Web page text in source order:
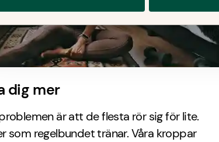
dig mer
är att de flesta rör sig för lite.
som regelbundet tränar. Våra kroppar